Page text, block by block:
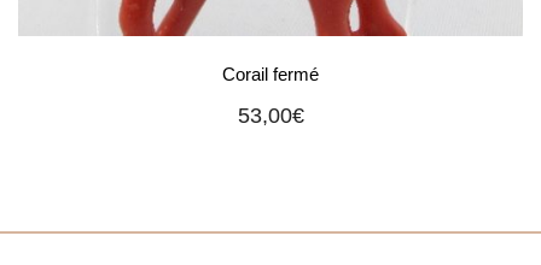
Corail fermé
53,00€